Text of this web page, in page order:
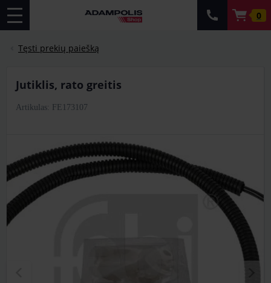
0
Tęsti prekių paiešką
jutiklis, rato greitis
Artikulas: FE173107